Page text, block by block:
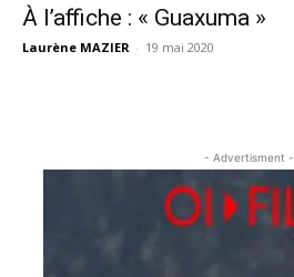
À l’affiche : « Guaxuma »
Laurène MAZIER - 19 mai 2020
- Advertisment -